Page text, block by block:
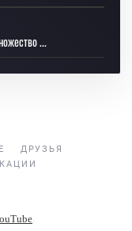
...
ДРУЗЬЯ